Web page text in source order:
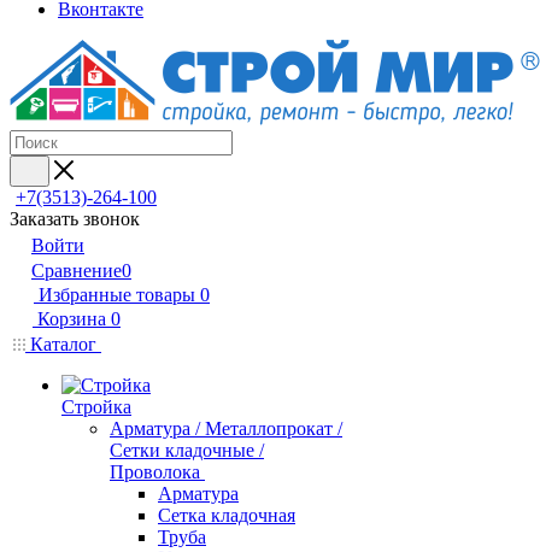
Вконтакте
+7(3513)-264-100
Заказать звонок
Войти
Сравнение0
Избранные товары 0
Корзина 0
Каталог
Стройка
Арматура / Металлопрокат /
Сетки кладочные /
Проволока
Арматура
Сетка кладочная
Труба